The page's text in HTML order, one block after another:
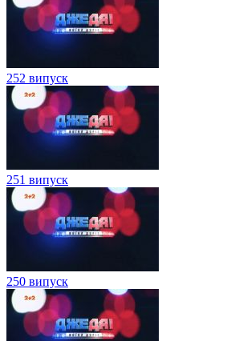
252 випуск
251 випуск
250 випуск